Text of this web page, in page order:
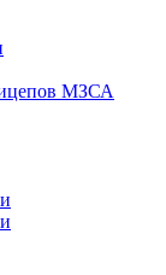
МЗСА